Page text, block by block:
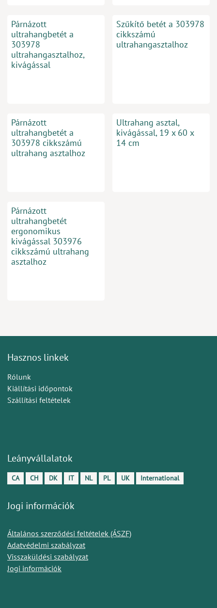
Párnázott
ultrahangbetét a
303978
ultrahangasztalhoz,
kivágással
Szűkítő betét a 303978
cikkszámú
ultrahangasztalhoz
Párnázott
ultrahangbetét a
303978 cikkszámú
ultrahang asztalhoz
Ultrahang asztal,
kivágással, 19 x 60 x
14 cm
Párnázott
ultrahangbetét
ergonomikus
kivágással 303976
cikkszámú ultrahang
asztalhoz
Hasznos linkek
Rólunk
Kiállítási időpontok
Szállítási feltételek
Leányvállalatok
CA CH DK IT NL PL UK International
Jogi információk
Általános szerződési feltételek (ÁSZF)
Adatvédelmi szabályzat
Visszaküldési szabályzat
Jogi információk